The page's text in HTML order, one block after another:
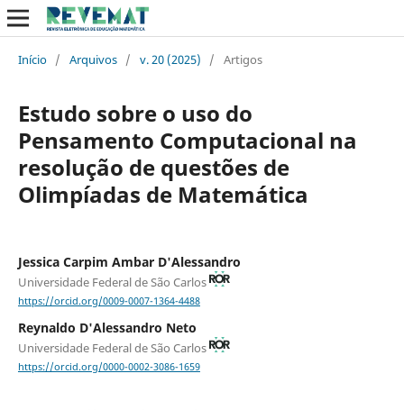
Início / Arquivos / v. 20 (2025) / Artigos
Estudo sobre o uso do
Pensamento Computacional na
resolução de questões de
Olimpíadas de Matemática
Jessica Carpim Ambar D'Alessandro
Universidade Federal de São Carlos
https://orcid.org/0009-0007-1364-4488
Reynaldo D'Alessandro Neto
Universidade Federal de São Carlos
https://orcid.org/0000-0002-3086-1659